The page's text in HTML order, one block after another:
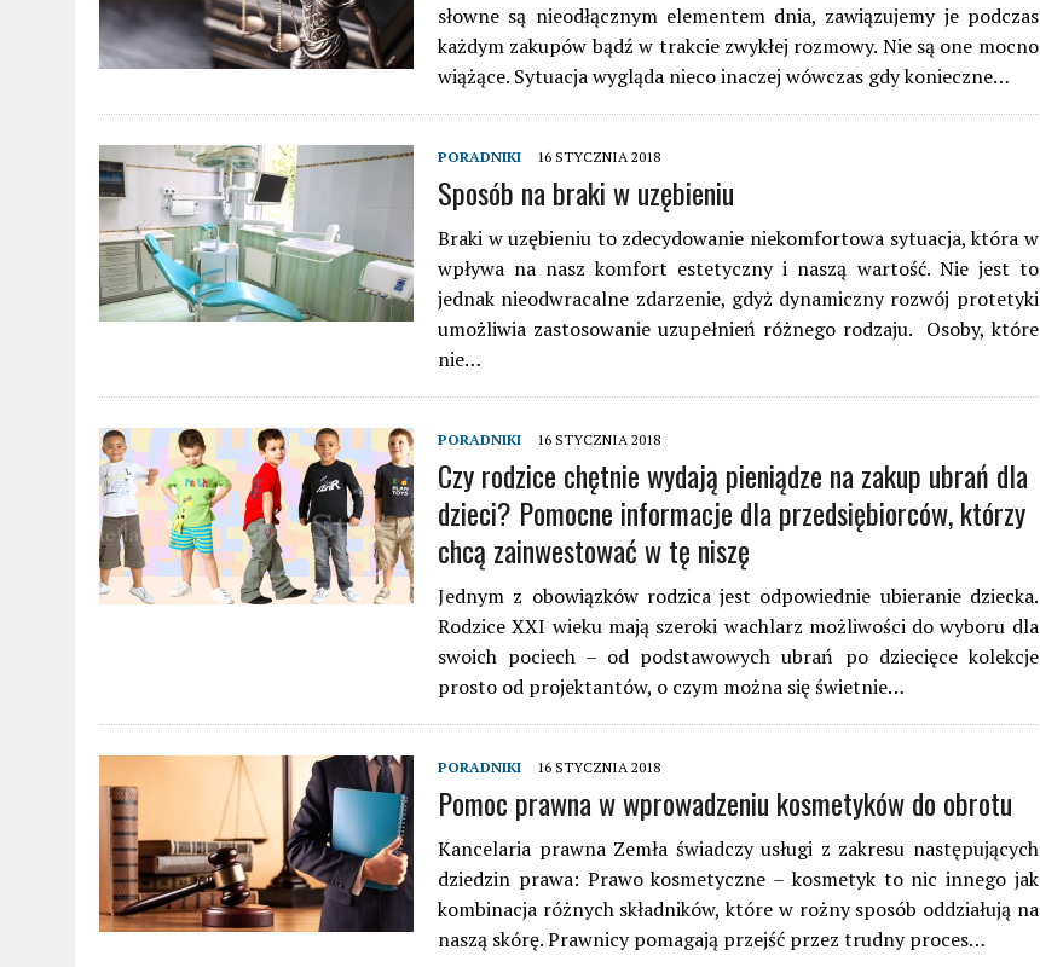
słowne są nieodłącznym elementem dnia, zawiązujemy je podczas
każdym zakupów bądź w trakcie zwykłej rozmowy. Nie są one mocno
wiążące. Sytuacja wygląda nieco inaczej wówczas gdy konieczne…
PORADNIKI 16 STYCZNIA 2018
Sposób na braki w uzębieniu
Braki w uzębieniu to zdecydowanie niekomfortowa sytuacja, która w
wpływa na nasz komfort estetyczny i naszą wartość. Nie jest to
jednak nieodwracalne zdarzenie, gdyż dynamiczny rozwój protetyki
umożliwia zastosowanie uzupełnień różnego rodzaju. Osoby, które
nie…
PORADNIKI 16 STYCZNIA 2018
Czy rodzice chętnie wydają pieniądze na zakup ubrań dla
dzieci? Pomocne informacje dla przedsiębiorców, którzy
chcą zainwestować w tę niszę
Jednym z obowiązków rodzica jest odpowiednie ubieranie dziecka.
Rodzice XXI wieku mają szeroki wachlarz możliwości do wyboru dla
swoich pociech – od podstawowych ubrań po dziecięce kolekcje
prosto od projektantów, o czym można się świetnie…
PORADNIKI 16 STYCZNIA 2018
Pomoc prawna w wprowadzeniu kosmetyków do obrotu
Kancelaria prawna Zemła świadczy usługi z zakresu następujących
dziedzin prawa: Prawo kosmetyczne – kosmetyk to nic innego jak
kombinacja różnych składników, które w rożny sposób oddziałują na
naszą skórę. Prawnicy pomagają przejść przez trudny proces…